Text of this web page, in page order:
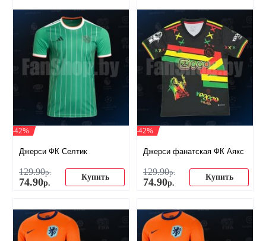
-42%
Джерси ФК Селтик
129.90р.
74.90р.
Купить
-42%
Джерси фанатская ФК Аякс
129.90р.
74.90р.
Купить